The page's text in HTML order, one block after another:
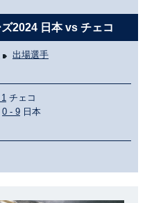
2024 日本 vs チェコ
出場選手
チェコ
0 - 9 日本